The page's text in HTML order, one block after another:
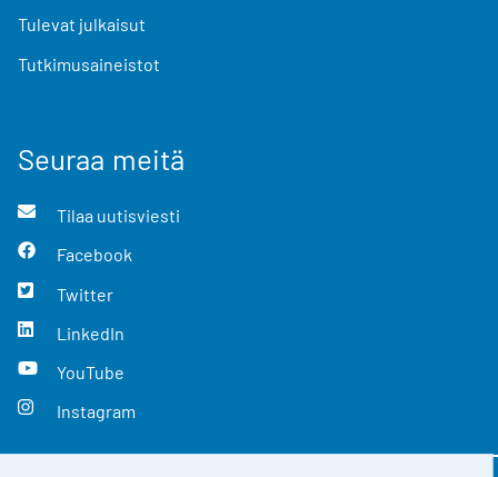
Tulevat julkaisut
Tutkimusaineistot
Seuraa meitä
Tilaa uutisviesti
Facebook
Twitter
LinkedIn
YouTube
Instagram